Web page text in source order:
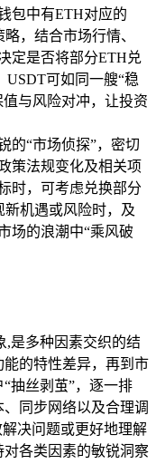
包中有ETH对应的
，结合市场行情、
定是否将部分ETH兑
USDT可如同一艘“稳
与风险对冲，让投资
的“市场侦探”，密切
策法规变化及相关项
时，可考虑兑换部分
新机遇或风险时，及
场的浪潮中“乘风破
,是多种因素交织的结
的特性差异，再到市
抽丝剥茧”，逐一排
同步网络以及合理调
决问题或更好地理解
各类因素的敏锐洞察